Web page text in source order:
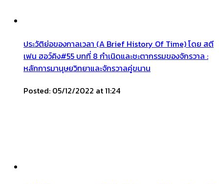
ประวัติย่อของกาลเวลา (A Brief History Of Time) โดย สตี
เฟน ฮอว์คิง#55 บทที่ 8 กำเนิดและชะตากรรมของจักรวาล :
หลักการมานุษยวิทยาและจักรวาลคู่ขนาน
Posted: 05/12/2022 at 11:24